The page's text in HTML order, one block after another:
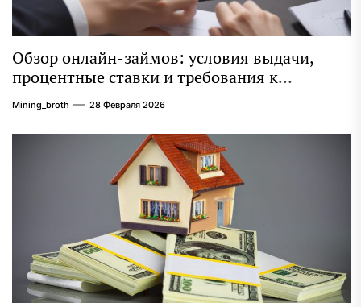
Обзор онлайн-займов: условия выдачи,
процентные ставки и требования к
заемщикам
Mining_broth 28 Февраля 2026